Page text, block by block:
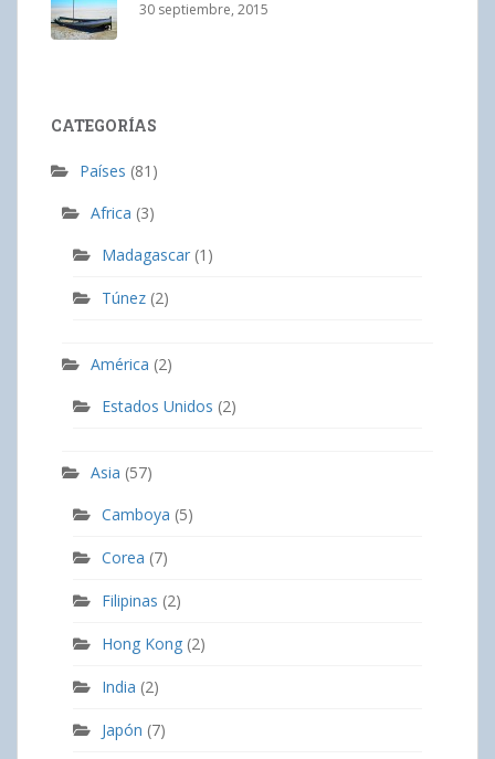
30 septiembre, 2015
CATEGORÍAS
Países (81)
Africa (3)
Madagascar (1)
Túnez (2)
América (2)
Estados Unidos (2)
Asia (57)
Camboya (5)
Corea (7)
Filipinas (2)
Hong Kong (2)
India (2)
Japón (7)